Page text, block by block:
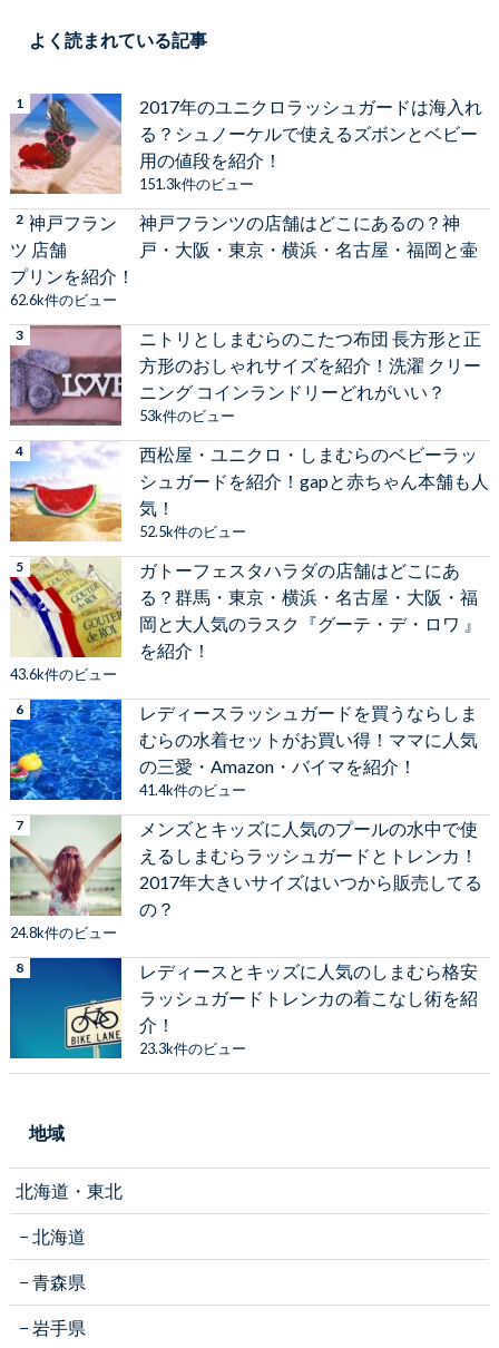
よく読まれている記事
2017年のユニクロラッシュガードは海入れ
る？シュノーケルで使えるズボンとベビー
用の値段を紹介！
151.3k件のビュー
神戸フランツの店舗はどこにあるの？神
戸・大阪・東京・横浜・名古屋・福岡と壷
プリンを紹介！
62.6k件のビュー
ニトリとしまむらのこたつ布団 長方形と正
方形のおしゃれサイズを紹介！洗濯 クリー
ニング コインランドリーどれがいい？
53k件のビュー
西松屋・ユニクロ・しまむらのベビーラッ
シュガードを紹介！gapと赤ちゃん本舗も人
気！
52.5k件のビュー
ガトーフェスタハラダの店舗はどこにあ
る？群馬・東京・横浜・名古屋・大阪・福
岡と大人気のラスク『グーテ・デ・ロワ 』
を紹介！
43.6k件のビュー
レディースラッシュガードを買うならしま
むらの水着セットがお買い得！ママに人気
の三愛・Amazon・バイマを紹介！
41.4k件のビュー
メンズとキッズに人気のプールの水中で使
えるしまむらラッシュガードとトレンカ！
2017年大きいサイズはいつから販売してる
の？
24.8k件のビュー
レディースとキッズに人気のしまむら格安
ラッシュガードトレンカの着こなし術を紹
介！
23.3k件のビュー
地域
北海道・東北
北海道
青森県
岩手県